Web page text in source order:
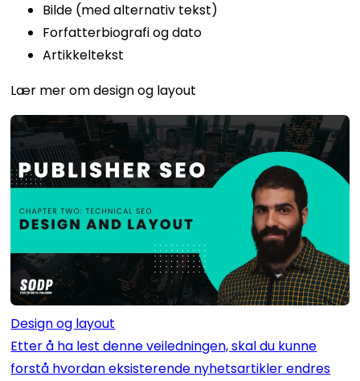
Bilde (med alternativ tekst)
Forfatterbiografi og dato
Artikkeltekst
Lær mer om design og layout
Design og layout
Etter å ha lest denne veiledningen, skal du kunne
forstå hvordan eksisterende nyhetsartikler endres